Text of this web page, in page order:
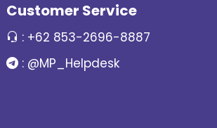
Customer Service
: +62 853-2696-8887
: @MP_Helpdesk